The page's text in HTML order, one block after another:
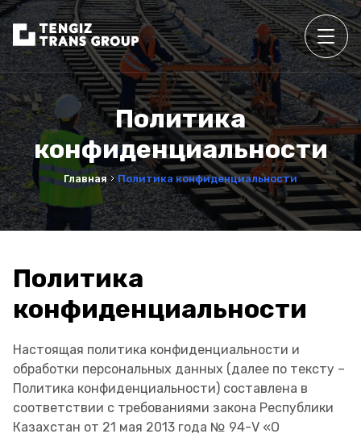
Политика
конфиденциальности
Главная Политика конфиденциальности
Политика
конфиденциальности
Настоящая политика конфиденциальности и
обработки персональных данных (далее по тексту –
Политика конфиденциальности) составлена в
соответствии с требованиями закона Республики
Казахстан от 21 мая 2013 года № 94-V «О